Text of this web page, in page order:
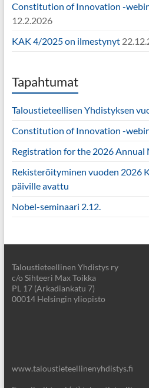
Constitution of Innovation -
12.2.2026
KAK 4/2025 on ilmestynyt
Tapahtumat
Taloustieteellisen Yhdistyksen
Constitution of Innovation -
Registration for the 2026 Annual
Rekisteröityminen vuoden 2026
päiville avattu
Nobel-seminaari 2.12.
Taloustieteellinen Yhdistys ry
c/o Sihteeri Max Toikka
PL 17 (Arkadiankatu 7)
00014 Helsingin yliopisto
www.taloustieteellinenyhdistys.fi